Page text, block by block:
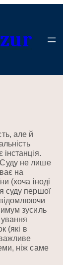
але й
не лише
на
(хоча іноді
суду першої
зусиль
(які в
ніж саме